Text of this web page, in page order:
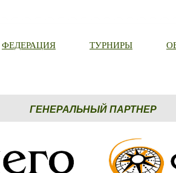
ФЕДЕРАЦИЯ ТУРНИРЫ
ГЕНЕРАЛЬНЫЙ ПАРТНЕР